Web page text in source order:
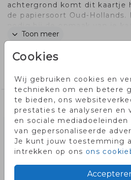
Cookies
Wij gebruiken cookies en
technieken om een betere
te bieden, ons
prestaties te analyseren en
en sociale
van gepersonaliseerde
Je kunt jouw toestemming
intrekken op ons ons
achtergrond komt dit kaartje
de papiersoort Oud-Hollands.
ons weten, dan kijke we
Toon meer
Collectie
jongenskaartjes
Misschien vind je dit